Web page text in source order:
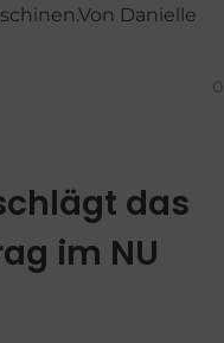
Danielle
0
das
im NU